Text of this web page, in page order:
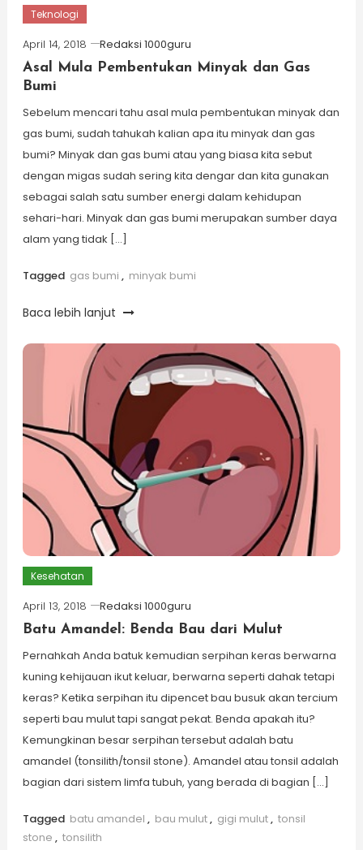
Teknologi
April 14, 2018
Redaksi 1000guru
Asal Mula Pembentukan Minyak dan Gas
Bumi
Sebelum mencari tahu asal mula pembentukan minyak dan
gas bumi, sudah tahukah kalian apa itu minyak dan gas
bumi? Minyak dan gas bumi atau yang biasa kita sebut
dengan migas sudah sering kita dengar dan kita gunakan
sebagai salah satu sumber energi dalam kehidupan
sehari-hari. Minyak dan gas bumi merupakan sumber daya
alam yang tidak […]
Tagged gas bumi , minyak bumi
Baca lebih lanjut
Kesehatan
April 13, 2018
Redaksi 1000guru
Batu Amandel: Benda Bau dari Mulut
Pernahkah Anda batuk kemudian serpihan keras berwarna
kuning kehijauan ikut keluar, berwarna seperti dahak tetapi
keras? Ketika serpihan itu dipencet bau busuk akan tercium
seperti bau mulut tapi sangat pekat. Benda apakah itu?
Kemungkinan besar serpihan tersebut adalah batu
amandel (tonsilith/tonsil stone). Amandel atau tonsil adalah
bagian dari sistem limfa tubuh, yang berada di bagian […]
Tagged batu amandel , bau mulut, gigi mulut, tonsil
stone , tonsilith